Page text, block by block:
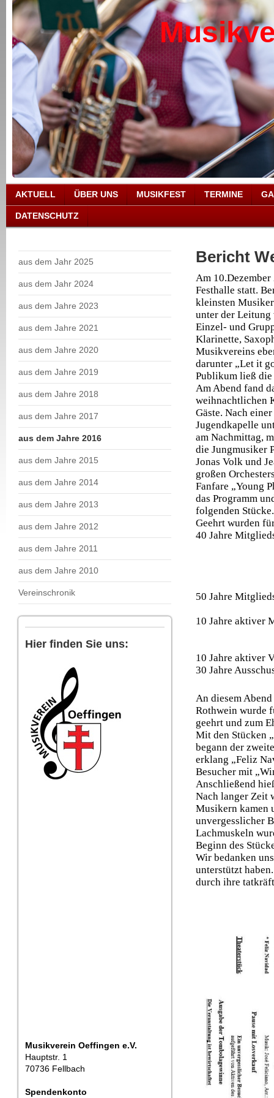
AKTUELL ÜBER UNS MUSIKFEST TERMINE
DATENSCHUTZ
aus dem Jahr 2025
aus dem Jahr 2024
aus dem Jahre 2023
aus dem Jahre 2021
aus dem Jahre 2020
aus dem Jahre 2019
aus dem Jahre 2018
aus dem Jahre 2017
aus dem Jahre 2016
aus dem Jahre 2015
aus dem Jahre 2014
aus dem Jahre 2013
aus dem Jahre 2012
aus dem Jahre 2011
aus dem Jahre 2010
Vereinschronik
Hier finden Sie uns:
Musikverein Oeffingen e.V.
Hauptstr. 1
70736 Fellbach
Spendenkonto
Bericht
Am
Festhalle statt.
kleinsten
unter der
Einzel- und
Klarinette,
Musikvereins
darunter „Let it
Publikum ließ die
Am Abend fand
weihnachtlichen
Gäste. Nach
Jugendkapelle
am Nachmittag,
die Jungmusiker
Jonas Volk und
großen
Fanfare „Young
das Programm
folgenden
Geehrt wurden
40 Jahre
50 Jahre
10 Jahre
10 Jahre
30 Jahre
An diesem
Rothwein wurde
geehrt und zum
Mit den Stücken
begann der
erklang „Feliz
Besucher mit
Anschließend
Nach langer Zeit
Musikern kamen
unvergesslicher
Lachmuskeln
Beginn des
Wir bedanken
unterstützt
durch ihre